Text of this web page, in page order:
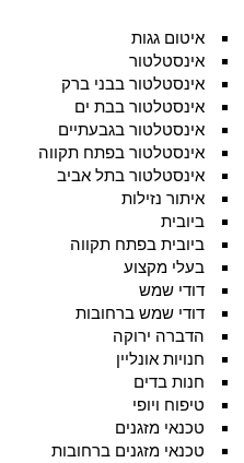
איטום גגות
אינסטלטור
אינסטלטור בבני ברק
אינסטלטור בבת ים
אינסטלטור בגבעתיים
אינסטלטור בפתח תקווה
אינסטלטור בתל אביב
איתור נזילות
ביובית
ביובית בפתח תקווה
בעלי מקצוע
דודי שמש
דודי שמש ברחובות
הדברה ירוקה
חנויות אונליין
חנות בדים
טיפוח ויופי
טכנאי מזגנים
טכנאי מזגנים ברחובות